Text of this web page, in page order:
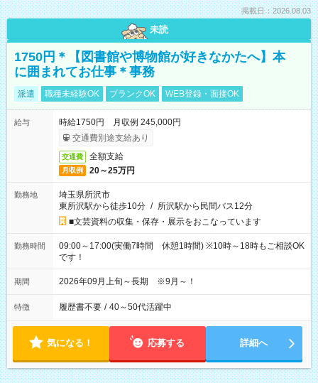
掲載日：2026.08.03
未読
1750円＊【図書館や博物館が好きなかたへ】本
に囲まれてお仕事＊事務
派遣 職種未経験OK ブランクOK WEB登録・面接OK
給与
時給1750円 月収例 245,000円
交通費別途支給あり
交通費 全額支給
月収例 20～25万円
勤務地
埼玉県所沢市
東所沢駅から徒歩10分 / 所沢駅から民間バス12分
■文芸資料の収集・保存・展示をおこなっています
勤務時間
09:00～17:00(実働7時間 休憩1時間) ※10時～18時もご相談OK
です！
期間 2026年09月上旬～長期 ※9月～！
特徴 履歴書不要 / 40～50代活躍中
気になる！ 応募する 詳細へ